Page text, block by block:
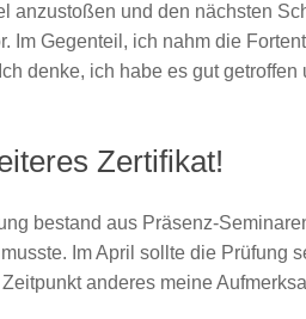
anzustoßen und den nächsten
Im Gegenteil, ich nahm die
denke, ich habe es gut
Zertifikat!
bestand aus Präsenz-
Im April sollte die Prüfung
anderes meine